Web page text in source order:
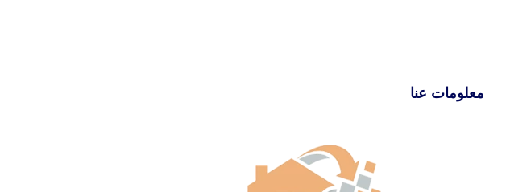
معلومات عنا